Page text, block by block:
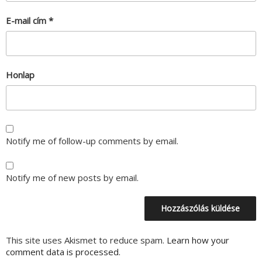
E-mail cím *
Honlap
Notify me of follow-up comments by email.
Notify me of new posts by email.
This site uses Akismet to reduce spam. Learn how your
comment data is processed.